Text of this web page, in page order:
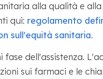
alla qualità e alla
qui: regolamento
sull'equità sanitaria.
dell'assistenza.
sui farmaci e le